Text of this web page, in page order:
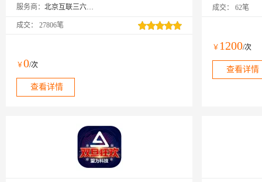
人脸认证，身份证三要素,人脸核身,人脸活体认证,人
证、活体检测人脸比对，输入姓名、身份证一张人脸
服务商： 北京互联三六五科技有限公司
成交： 27806笔
￥0/次
查看详情
成交： 62笔
￥ 1200/次
查看详情